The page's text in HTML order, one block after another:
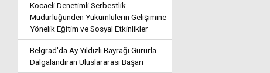
Kocaeli Denetimli Serbestlik
Müdürlüğünden Yükümlülerin Gelişimine
Yönelik Eğitim ve Sosyal Etkinlikler
Belgrad'da Ay Yıldızlı Bayrağı Gururla
Dalgalandıran Uluslararası Başarı